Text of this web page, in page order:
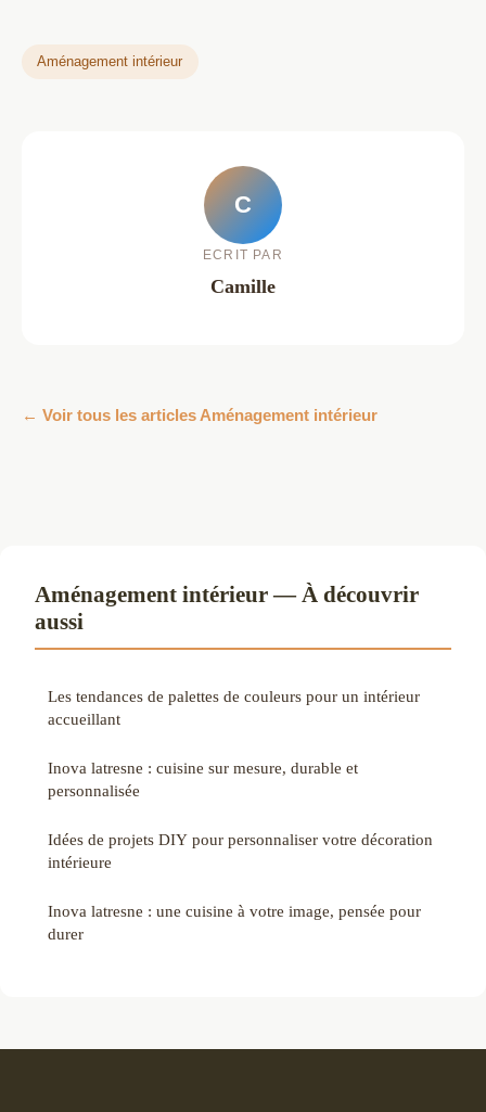
Aménagement intérieur
C
ECRIT PAR
Camille
← Voir tous les articles Aménagement intérieur
Aménagement intérieur — À découvrir
aussi
Les tendances de palettes de couleurs pour un intérieur
accueillant
Inova latresne : cuisine sur mesure, durable et
personnalisée
Idées de projets DIY pour personnaliser votre décoration
intérieure
Inova latresne : une cuisine à votre image, pensée pour
durer